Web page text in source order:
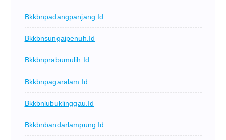
Bkkbnpadangpanjang.id
Bkkbnsungaipenuh.id
Bkkbnprabumulih.id
Bkkbnpagaralam.id
Bkkbnlubuklinggau.id
Bkkbnbandarlampung.id